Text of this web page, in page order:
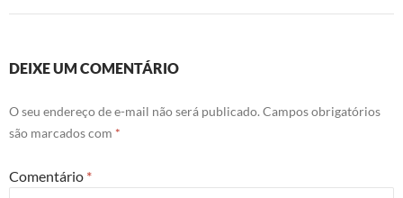
DEIXE UM COMENTÁRIO
O seu endereço de e-mail não será publicado. Campos obrigatórios
são marcados com *
Comentário *